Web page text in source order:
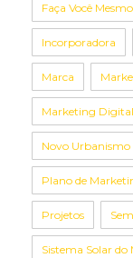
Faça Você Mesmo
Incorporadora
Marca
Marketing Digital
Novo Urbanismo
Plano de
Projetos
Sistema Solar